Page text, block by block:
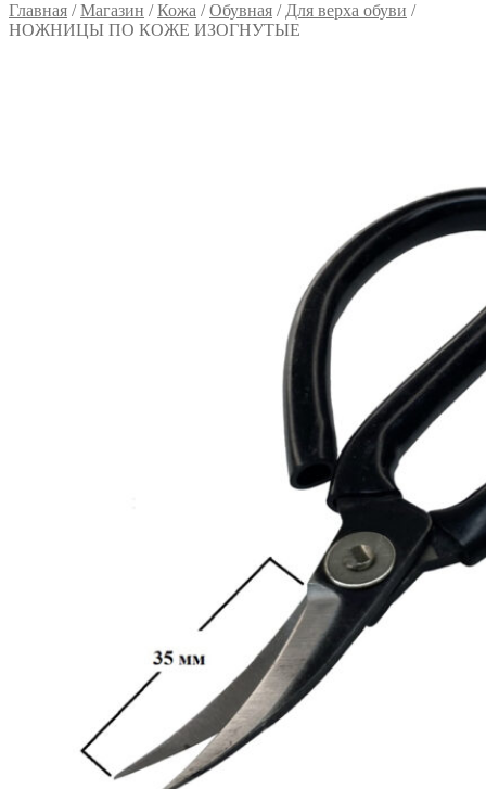
Главная /Магазин /Кожа /Обувная / Для верха обуви /
НОЖНИЦЫ ПО КОЖЕ ИЗОГНУТЫЕ